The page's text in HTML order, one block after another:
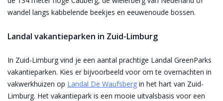
wandel langs kabbelende beekjes en eeuwenoude bossen.
Landal vakantieparken in Zuid-Limburg
In Zuid-Limburg vind je een aantal prachtige Landal GreenParks
vakantieparken. Kies er bijvoorbeeld voor om te overnachten in
vakwerkhuizen op Landal De Waufsberg in het hart van Zuid-
Limburg. Het vakantiepark is een mooie uitvalsbasis voor een